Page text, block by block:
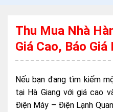
Thu Mua Nhà
Giá Cao, Báo Giá
Nếu bạn đang tìm kiếm
tại Hà Giang với giá cao
Điện Máy – Điện Lạnh